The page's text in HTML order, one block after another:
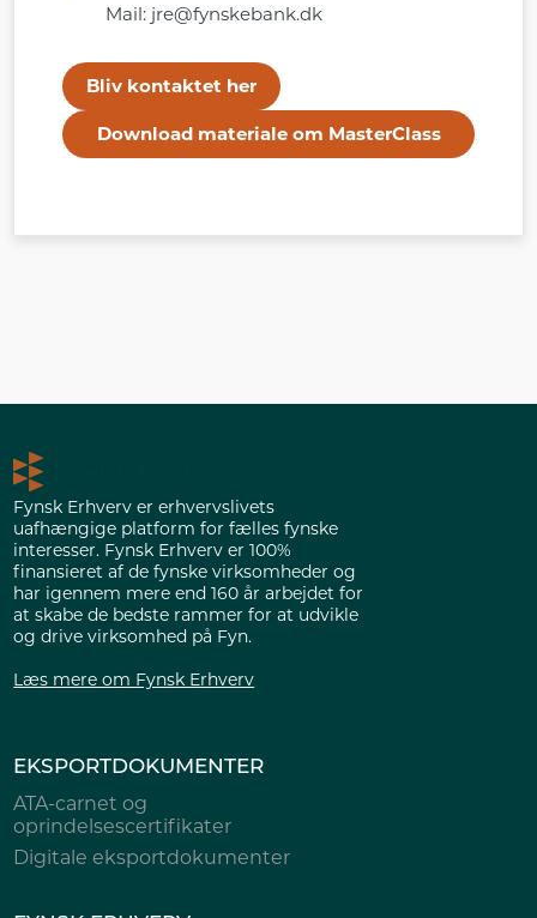
Mail: jre@fynskebank.dk
Bliv kontaktet her
Download materiale om MasterClass
Fynsk Erhverv er erhvervslivets
uafhængige platform for fælles fynske
interesser. Fynsk Erhverv er 100%
finansieret af de fynske virksomheder og
har igennem mere end 160 år arbejdet for
at skabe de bedste rammer for at udvikle
og drive virksomhed på Fyn.
Læs mere om Fynsk Erhverv
EKSPORTDOKUMENTER
ATA-carnet og
oprindelsescertifikater
Digitale eksportdokumenter